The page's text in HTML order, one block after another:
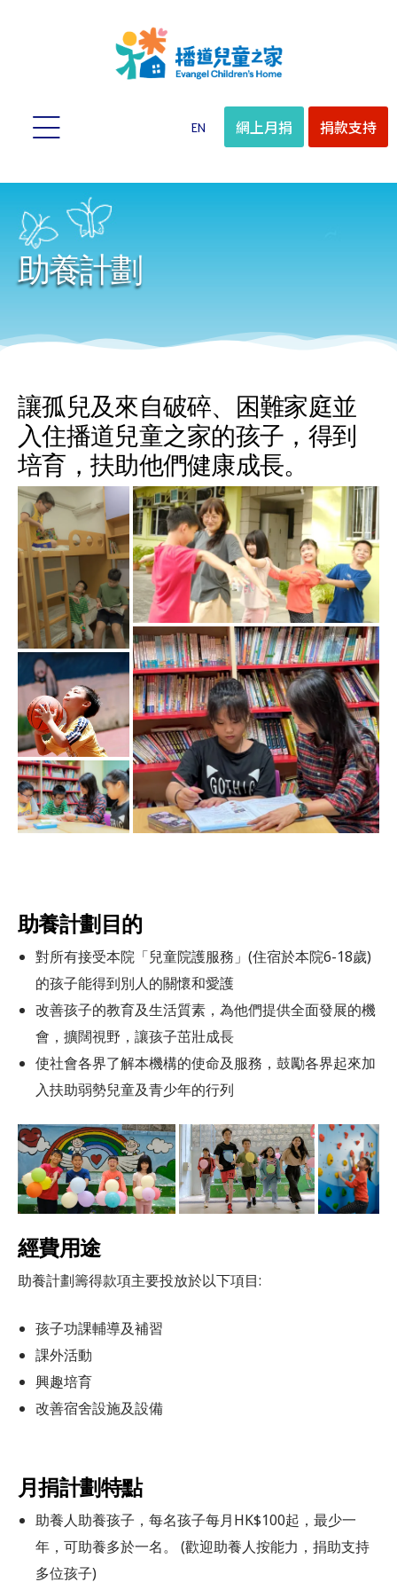
EN 網上月捐 捐款支持
助養計劃
讓孤兒及來自破碎、困難家庭並
入住播道兒童之家的孩子，得到
培育，扶助他們健康成長。
助養計劃目的
對所有接受本院「兒童院護服務」(住宿於本院6-18歲)
的孩子能得到別人的關懷和愛護
改善孩子的教育及生活質素，為他們提供全面發展的機
會，擴闊視野，讓孩子茁壯成長
使社會各界了解本機構的使命及服務，鼓勵各界起來加
入扶助弱勢兒童及青少年的行列
經費用途
助養計劃籌得款項主要投放於以下項目:
孩子功課輔導及補習
課外活動
興趣培育
改善宿舍設施及設備
月捐計劃特點
助養人助養孩子，每名孩子每月HK$100起，最少一
年，可助養多於一名。 (歡迎助養人按能力，捐助支持
多位孩子)
服務